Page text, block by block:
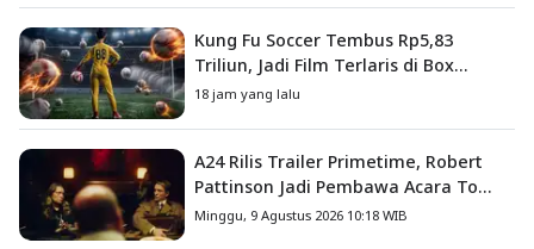
Kung Fu Soccer Tembus Rp5,83
Triliun, Jadi Film Terlaris di Box
Office China
18 jam yang lalu
A24 Rilis Trailer Primetime, Robert
Pattinson Jadi Pembawa Acara To
Catch a Predator
Minggu, 9 Agustus 2026 10:18 WIB